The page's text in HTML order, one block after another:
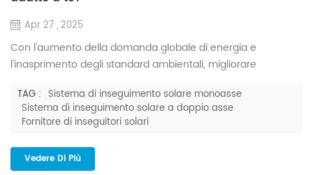
Apr 27 , 2025
Con l'aumento della domanda globale di energia e
l'inasprimento degli standard ambientali, migliorare
l'adozione diffusa dell'energia solare. Uno dei fattori più critici
che influenzano questa efficienza è l'angolo di incidenza del
sole. I sistemi di inseguimento solare regolano
dinamicamente l'orientamento dei moduli fotovoltaici per
ottim...
TAG : Sistema di inseguimento solare monoasse
Sistema di inseguimento solare a doppio asse
Fornitore di inseguitori solari
Vedere Di Più